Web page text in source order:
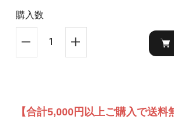
購入数
【合計5,000円以上ご購入で送料